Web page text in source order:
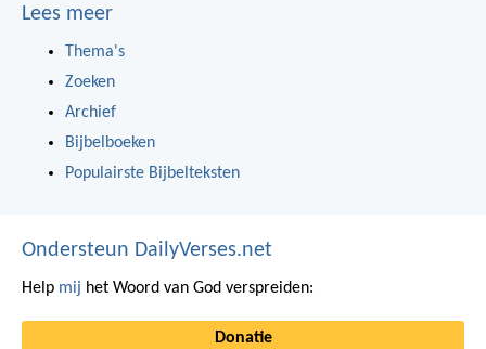
Lees meer
Thema's
Zoeken
Archief
Bijbelboeken
Populairste Bijbelteksten
Ondersteun DailyVerses.net
Help mij het Woord van God verspreiden:
Donatie